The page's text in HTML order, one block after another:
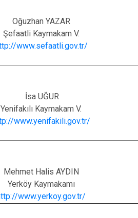
Oğuzhan YAZAR
Şefaatli Kaymakam V.
www.sefaatli.gov.tr/
İsa UĞUR
Yenifakılı Kaymakam V.
www.yenifakili.gov.tr/
Mehmet Halis AYDIN
Yerköy Kaymakamı
www.yerkoy.gov.tr/